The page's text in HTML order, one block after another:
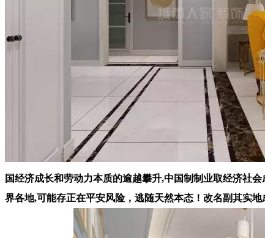
国经济成长和劳动力本质的逾越攀升,中国制制业取经济社
界各地,可能存正在平安风险，逃随天然本态！改名副其实